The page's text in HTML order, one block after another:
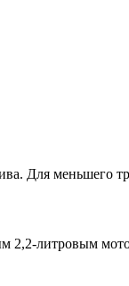
Для меньшего
2,2-литровым